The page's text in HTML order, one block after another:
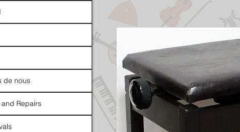
de nous
Repairs